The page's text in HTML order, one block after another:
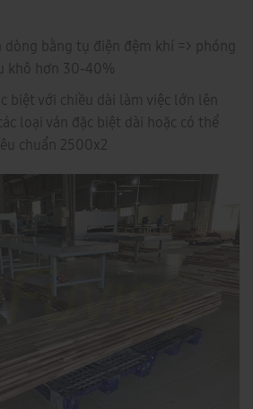
dòng bằng tụ điện đệm khí => phóng
khô hơn 30-40%
biệt với chiều dài làm việc lớn lên
loại ván đặc biệt dài hoặc có thể
chuẩn 2500x2